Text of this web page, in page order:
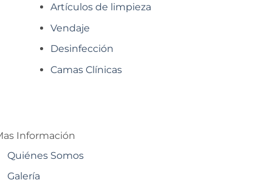
Artículos de limpieza
Vendaje
Desinfección
Camas Clínicas
Información
Quiénes Somos
Galería